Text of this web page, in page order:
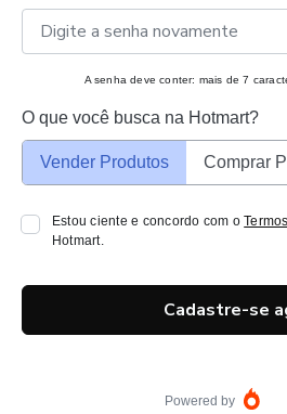
A senha deve conter: mais de 7
O que você busca na Hotmart?
Vender Produtos Comprar
Estou ciente e concordo com o
Hotmart.
Cadastre-se
Powered by